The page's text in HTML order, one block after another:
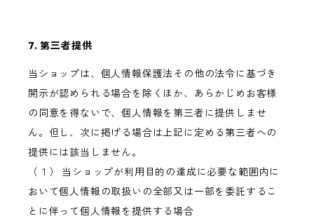
7. 第三者提供
当ショップは、個人情報保護法その他の法令に基づき
開示が認められる場合を除くほか、あらかじめお客様
の同意を得ないで、個人情報を第三者に提供しませ
ん。但し、次に掲げる場合は上記に定める第三者への
提供には該当しません。
（１） 当ショップが利用目的の達成に必要な範囲内に
おいて個人情報の取扱いの全部又は一部を委託するこ
とに伴って個人情報を提供する場合